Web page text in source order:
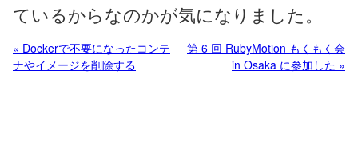
ているからなのかが気になりました。
« Dockerで不要になったコンテ
ナやイメージを削除する
第 6 回 RubyMotion もくもく会
in Osaka に参加した »